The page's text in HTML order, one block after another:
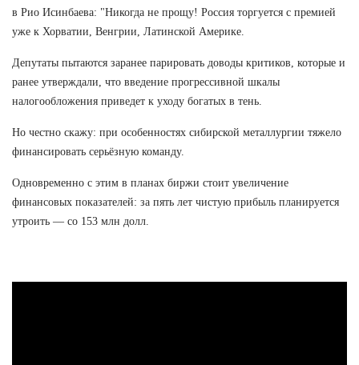
в Рио Исинбаева: "Никогда не прощу! Россия торгуется с премией
уже к Хорватии, Венгрии, Латинской Америке.
Депутаты пытаются заранее парировать доводы критиков, которые и
ранее утверждали, что введение прогрессивной шкалы
налогообложения приведет к уходу богатых в тень.
Но честно скажу: при особенностях сибирской металлургии тяжело
финансировать серьёзную команду.
Одновременно с этим в планах биржи стоит увеличение
финансовых показателей: за пять лет чистую прибыль планируется
утроить — со 153 млн долл.